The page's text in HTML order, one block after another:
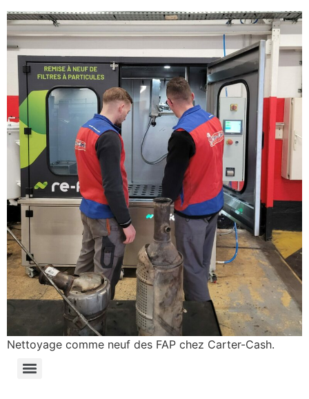
Nettoyage comme neuf des FAP chez Carter-Cash.